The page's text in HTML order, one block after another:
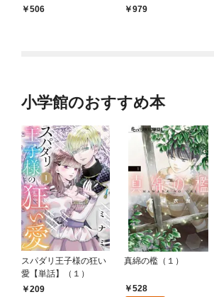
506
979
小学館のおすすめ本
スパダリ王子様の狂い
愛【単話】（１）
209
真綿の檻（１）
528